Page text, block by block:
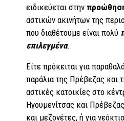
ειδικεύεται στην
αστικών ακινήτων της
που διαθέτουμε είναι πολύ
επιλεγμένα.
Είτε πρόκειται για
παράλια της Πρέβεζας και
αστικές κατοικίες στο
Ηγουμενίτσας και
και μεζονέτες, ή για